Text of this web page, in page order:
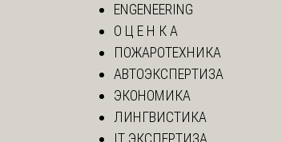
ENGENEERING
О Ц Е Н К А
ПОЖАРОТЕХНИКА
АВТОЭКСПЕРТИЗА
ЭКОНОМИКА
ЛИНГВИСТИКА